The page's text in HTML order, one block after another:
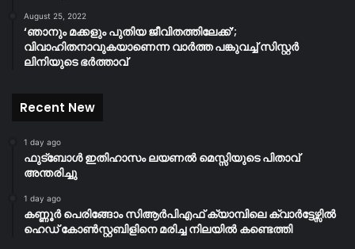
August 25, 2022
‘ഞാനും മക്കളും പുതിയ ജീവിതത്തിലേക്ക്’;
വിവാഹിതനാവുകയാണെന്ന വാർത്ത പങ്കുവച്ച് സിസ്റ്റർ
ലിനിയുടെ ഭർത്താവ്
Recent New
1 day ago
ഫുട്ബോൾ ഇതിഹാസം ലയണൽ മെസ്സിയുടെ പിതാവ്
അന്തരിച്ചു
1 day ago
കണ്ണൂർ പെരിങ്ങോം സിആർപിഎഫ് ക്യാമ്പിലെ ക്വാർട്ടേഴ്സിൽ
ഹെഡ് കോൺസ്റ്റബിളിനെ മരിച്ച നിലയിൽ കണ്ടെത്തി